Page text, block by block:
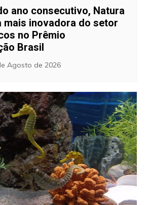
ano consecutivo, Natura
mais inovadora do setor
no Prêmio
Brasil
Agosto de 2026